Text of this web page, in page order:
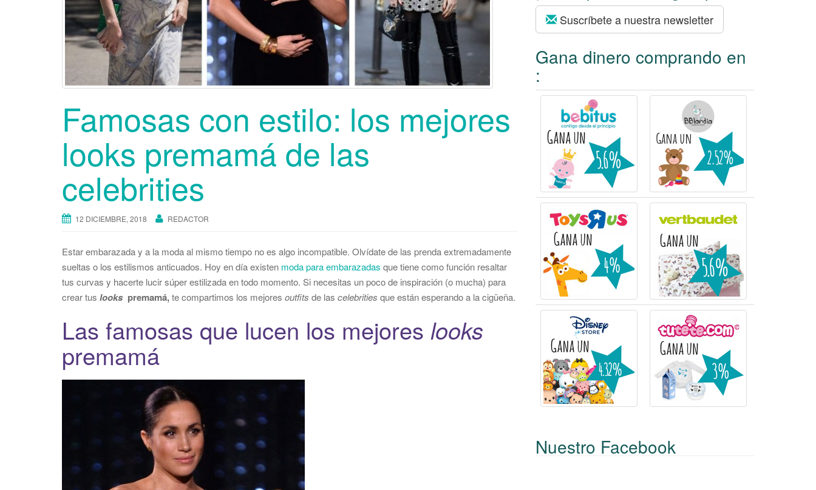
Famosas con estilo: los mejores
looks premamá de las
celebrities
12 DICIEMBRE, 2018 REDACTOR
Estar embarazada y a la moda al mismo tiempo no es algo incompatible. Olvídate de las prenda extremadamente
sueltas o los estilismos anticuados. Hoy en día existen moda para embarazadas que tiene como función resaltar
tus curvas y hacerte lucir súper estilizada en todo momento. Si necesitas un poco de inspiración (o mucha) para
crear tus looks premamá,te compartimos los mejores outfits de las celebrities que están esperando a lacigüeña.
Las famosas que lucen los mejores looks
premamá
Suscríbete a nuestra newsletter
Gana dinero comprando en
:
Nuestro Facebook